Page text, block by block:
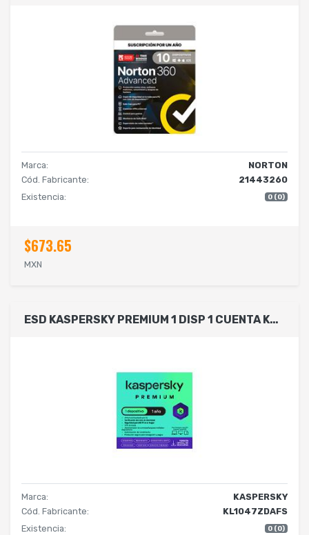
Marca:
NORTON
Cód. Fabricante:
21443260
Existencia:
0 (0)
$673.65
MXN
ESD KASPERSKY PREMIUM 1 DISP 1 CUENTA KPM 1 AÑO
Marca:
KASPERSKY
Cód. Fabricante:
KL1047ZDAFS
Existencia:
0 (0)